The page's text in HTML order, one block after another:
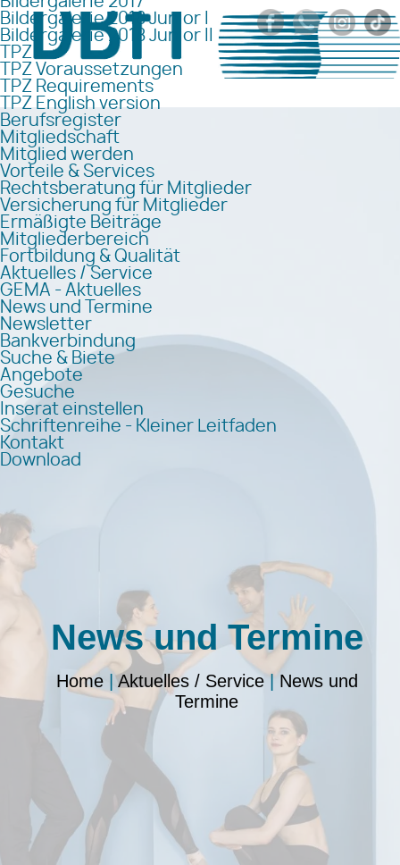
Bildergalerie 2018 Junior I
Bildergalerie 2018 Junior II
TPZ
TPZ Voraussetzungen
TPZ Requirements
TPZ English version
Berufsregister
Mitgliedschaft
Mitglied werden
Vorteile & Services
Rechtsberatung für Mitglieder
Versicherung für Mitglieder
Ermäßigte Beiträge
Mitgliederbereich
Fortbildung & Qualität
Aktuelles / Service
GEMA - Aktuelles
News und Termine
Newsletter
Bankverbindung
Suche & Biete
Angebote
Gesuche
Inserat einstellen
Schriftenreihe - Kleiner Leitfaden
Kontakt
Download
News und Termine
Home|Aktuelles / Service| News und
Termine